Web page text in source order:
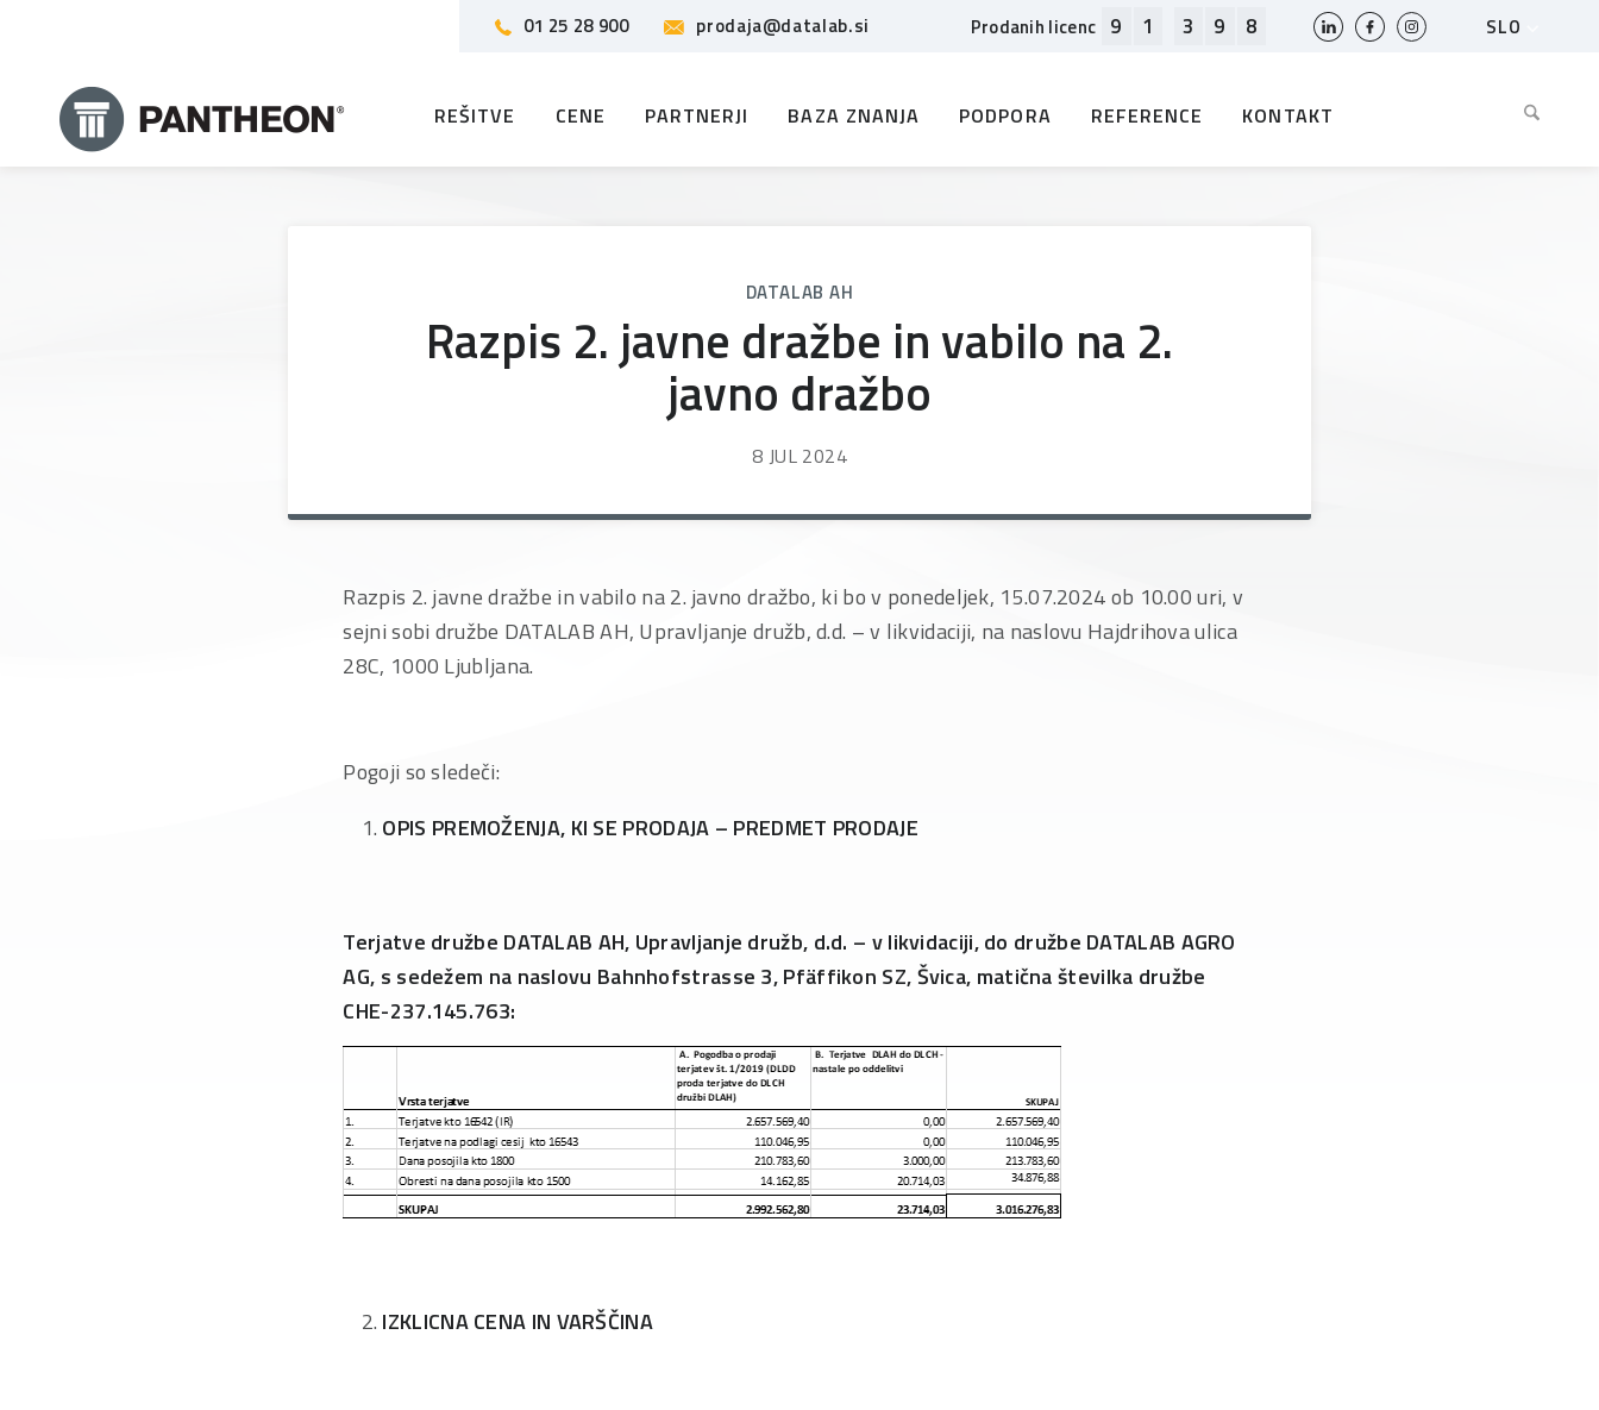
01 25 28 900 prodaja@datalab.si Prodanih licenc 9 1 3 9 8
SLO
REŠITVE CENE PARTNERJI BAZA ZNANJA PODPORA REFERENCE KONTAKT
DATALAB AH
Razpis 2. javne dražbe in vabilo na 2.
javno dražbo
8 JUL 2024
Razpis 2. javne dražbe in vabilo na 2. javno dražbo, ki bo v ponedeljek, 15.07.2024 ob 10.00 uri, v
sejni sobi družbe DATALAB AH, Upravljanje družb, d.d. – v likvidaciji, na naslovu Hajdrihova ulica
28C, 1000 Ljubljana.
Pogoji so sledeči:
OPIS PREMOŽENJA, KI SE PRODAJA – PREDMET PRODAJE
Terjatve družbe DATALAB AH, Upravljanje družb, d.d. – v likvidaciji, do družbe DATALAB AGRO
AG, s sedežem na naslovu Bahnhofstrasse 3, Pfäffikon SZ, Švica, matična številka družbe
CHE-237.145.763:
IZKLICNA CENA IN VARŠČINA